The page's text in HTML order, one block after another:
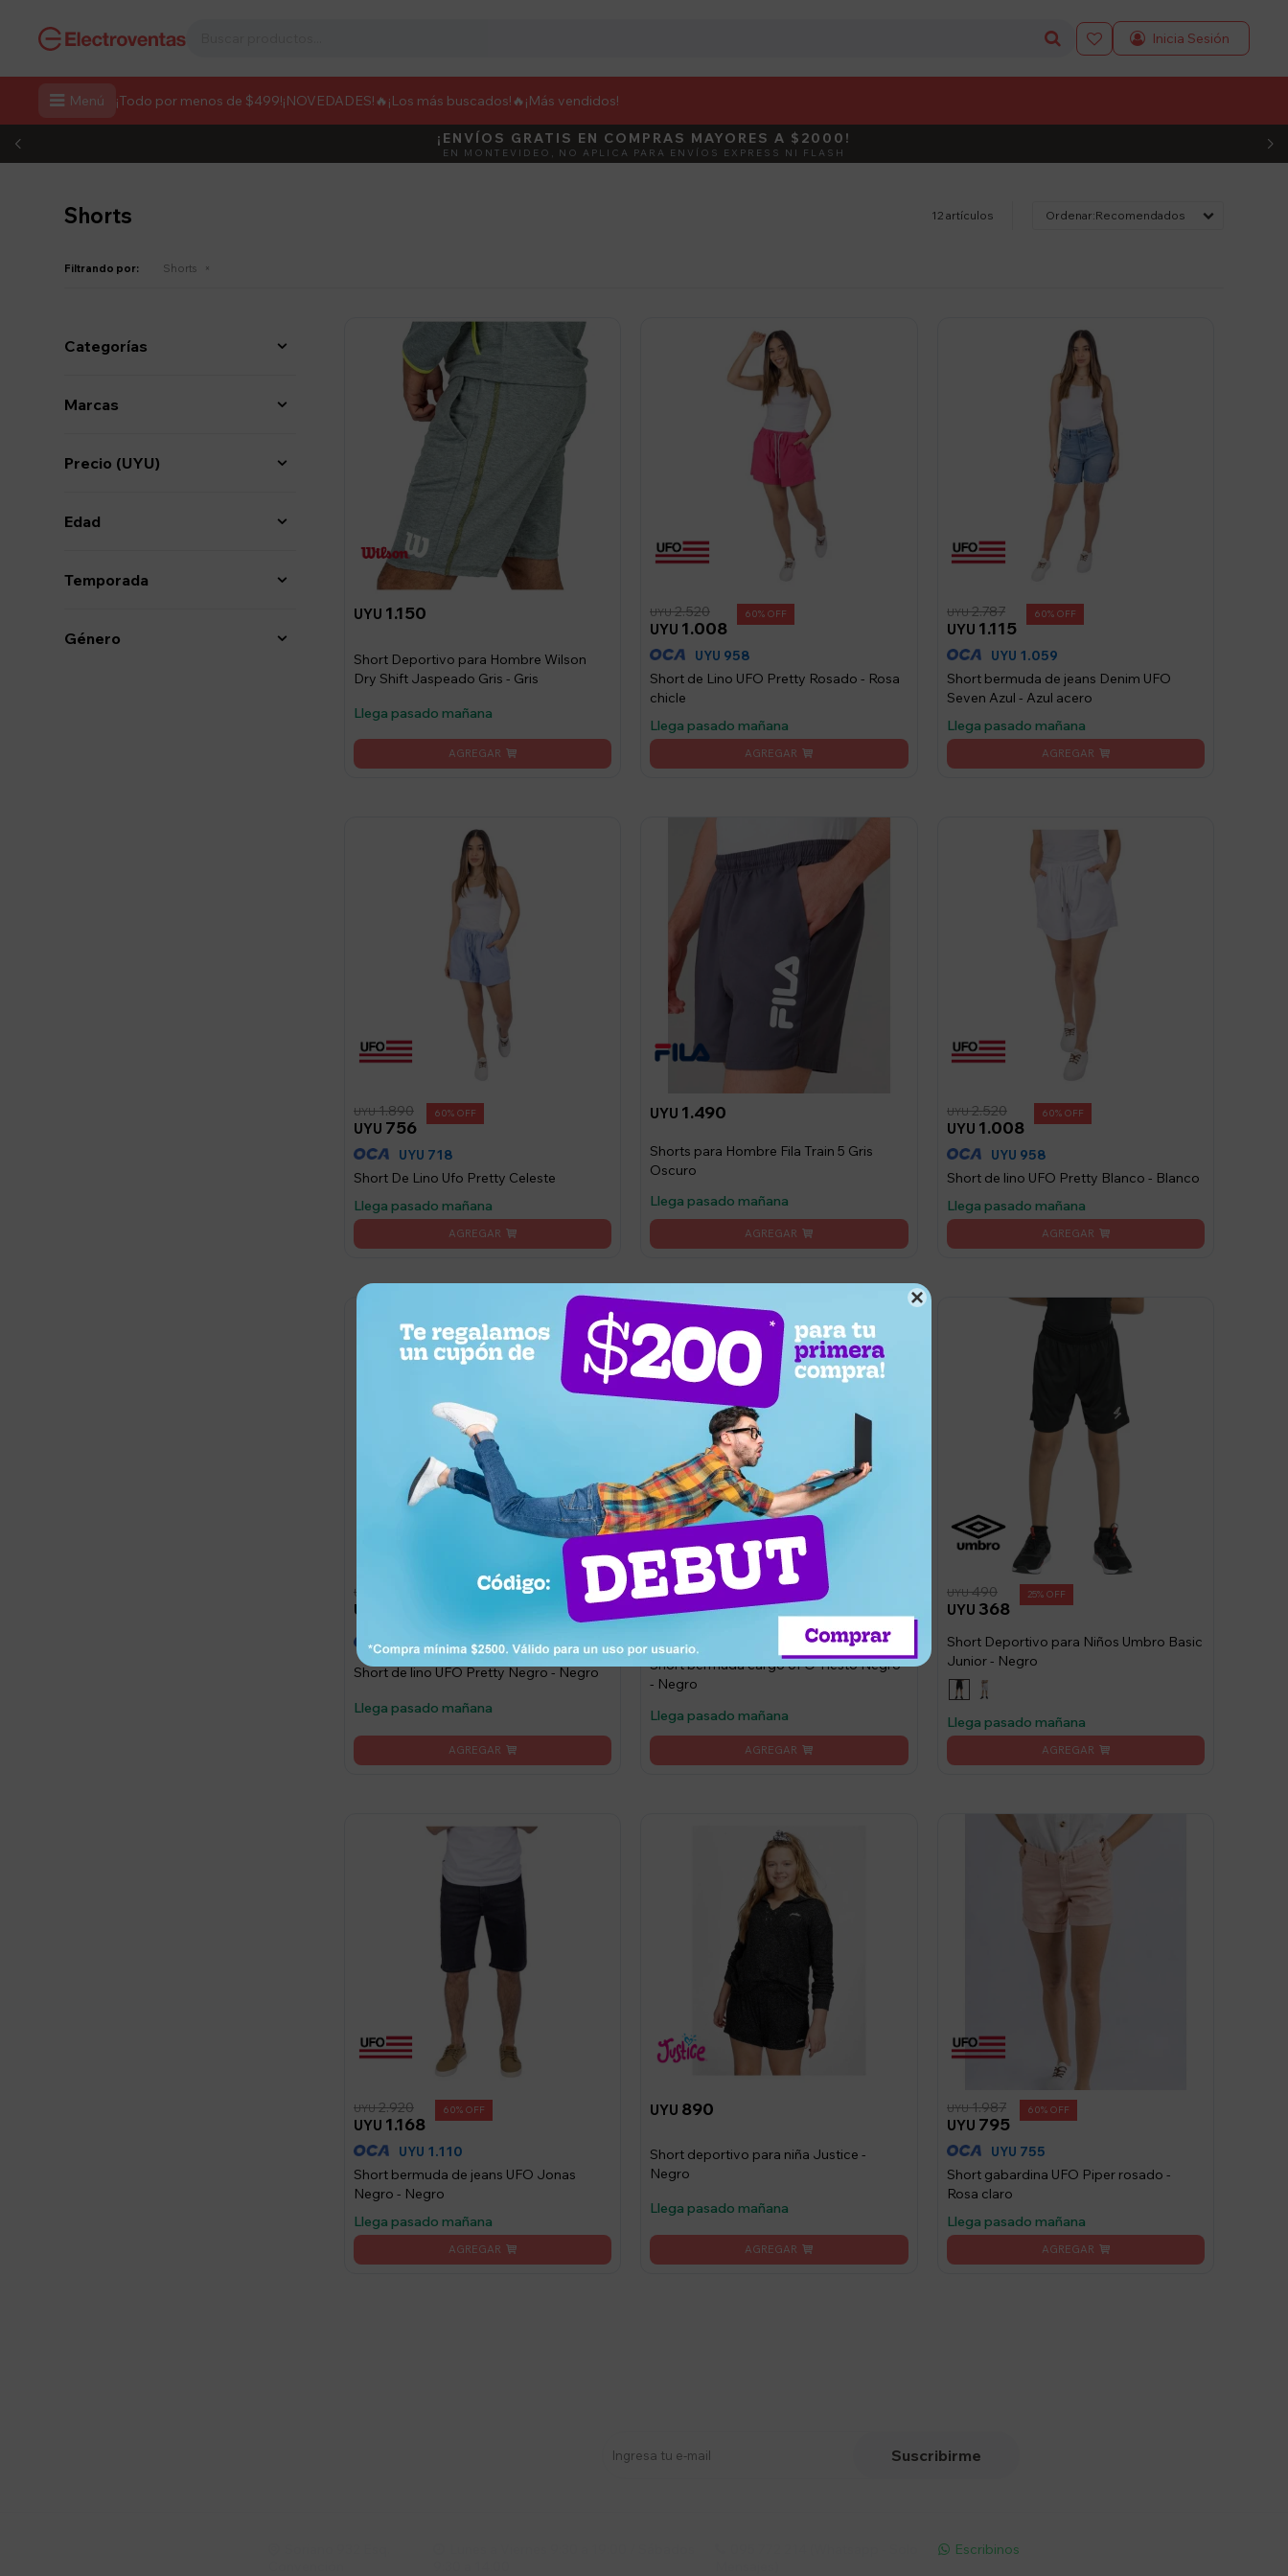

 Menú ¡Todo por menos de $499!¡NOVEDADES! 🔥¡Los más buscados!🔥 ¡Más vendidos!

DEBUT ACTIVÁ EL CÓDIGO
¡ENVÍOS GRATIS EN COMPRAS MAYORES A $2000!
EN MONTEVIDEO, NO APLICA PARA ENVÍOS EXPRESS NI FLASH
Shorts 12 artículos Recomendados
Filtrando por: Shorts
UYU 1.150
Short Deportivo para Hombre Wilson
Dry Shift Jaspeado Gris - Gris
Llega pasado mañana
UYU 1.008
UYU 2.520 60
UYU 958
Short de Lino UFO Pretty Rosado - Rosa
chicle
Llega pasado mañana
UYU 1.115
UYU 2.787 60
UYU 1.059
Short bermuda de jeans Denim UFO
Seven Azul - Azul acero
Llega pasado mañana
UYU 756
UYU 1.890 60
UYU 718
Short De Lino Ufo Pretty Celeste
Llega pasado mañana
UYU 1.490
Shorts para Hombre Fila Train 5 Gris
Oscuro
Llega pasado mañana
UYU 1.008
UYU 2.520 60
UYU 958
Short de lino UFO Pretty Blanco - Blanco
Llega pasado mañana
UYU
UYU
958
Short de lino UFO Pretty Negro - Negro
Llega pasado mañana
UYU1.381
UYU 3.453 60
Short bermuda cargo UFO Tiesto Negro
- Negro
Llega pasado mañana
UYU 368
UYU 490 25
Short Deportivo para Niños Umbro Basic
Junior - Negro
Llega pasado mañana
UYU 1.168
UYU 2.920 60
UYU 1.110
Short bermuda de jeans UFO Jonas
Negro - Negro
Llega pasado mañana
UYU 890
Short deportivo para niña Justice -
Negro
Llega pasado mañana
UYU 795
UYU 1.987 60
UYU 755
Short gabardina UFO Piper rosado -
Rosa claro
Llega pasado mañana
Categorías
Marcas
Precio (UYU)
Edad
Temporada
Género
Suscribirme
 Escribinos